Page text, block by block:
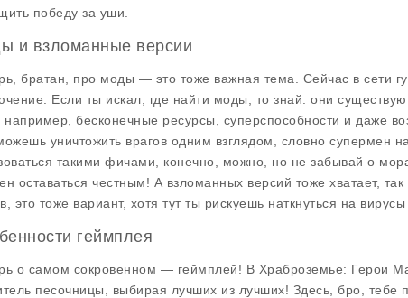
победу за уши.
и взломанные версии
братан, про моды — это тоже важная тема. Сейчас в сети
Если ты искал, где найти моды , то знай: они
например, бесконечные ресурсы, суперспособности и даже
уничтожить врагов одним взглядом, словно супермен
такими фичами, конечно, можно, но не забывай о
оставаться честным! А взломанных версий тоже хватает,
это тоже вариант, хотя тут ты рискуешь наткнуться на
геймплея
о самом сокровенном — геймплей! В Храброземье: Герои
песочницы, выбирая лучших из лучших! Здесь, бро, тебе